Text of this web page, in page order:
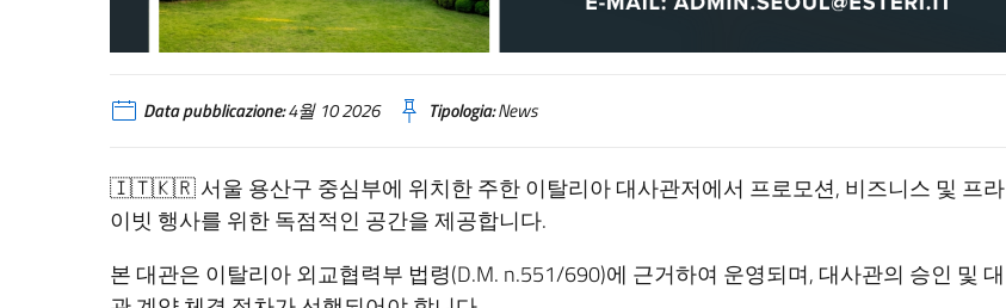
Data pubblicazione:4월 10 2026 Tipologia:News
🇮🇹🇰🇷 서울 용산구 중심부에 위치한 주한 이탈리아 대사관저에서 프로모션, 비즈니스 및 프라
이빗 행사를 위한 독점적인 공간을 제공합니다.
본 대관은 이탈리아 외교협력부 법령(D.M. n.551/690)에 근거하여 운영되며, 대사관의 승인 및 대